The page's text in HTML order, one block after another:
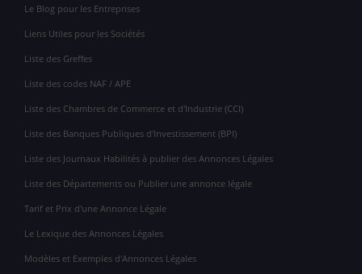
Le Blog pour les Entreprises
Liens Utiles pour les Sociétés
Liste des Greffes
Liste des codes NAF / APE
Liste des Chambres de Commerce et d'Industrie (CCI)
Liste des Banques Publiques d'Investissement (BPI)
Liste des Journaux Habilités à publier des Annonces Légales
Liste des Départements ou Publier une annonce légale
Tarif et Prix d'une Annonce Légale
Le Lexique des Annonces Légales
Modèles et Exemples d'Annonces Légales